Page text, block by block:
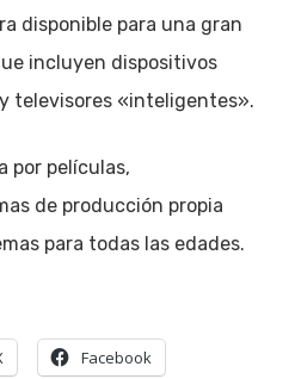
disponible para una gran
incluyen dispositivos
televisores «inteligentes».
por películas,
de producción propia
para todas las edades.
Facebook